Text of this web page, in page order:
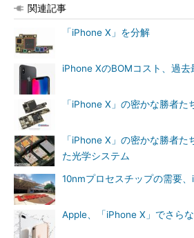
関連記事
「iPhone X」を分解
iPhone XのBOMコスト、過
「iPhone X」の密かな勝者た
「iPhone X」の密かな勝者
た光学システム
10nmプロセスチップの需要
Apple、「iPhone X」でさら